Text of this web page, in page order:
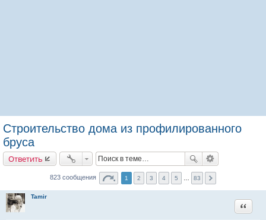
Строительство дома из профилированного
бруса
Ответить
823 сообщения 1 2 3 4 5 83
Tamir
Цитата